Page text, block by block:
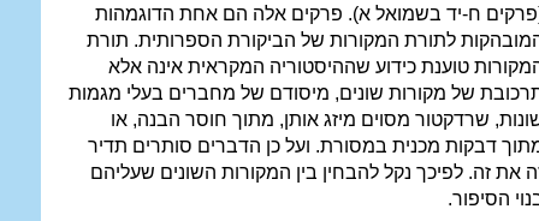
ח-יד בשמואל א). פרקים אלה הם אחת הדוגמהות
לתורת המקורות של הביקורת הספרותית. תורת
טוענת כידוע שההיסטוריה המקראית אינה אלא
של מקורות שונים, מיסודם של מחברים בעלי מגמות
שרדקטור מסוים מיזג אותן, מתוך חוסר הבנה, או
דבקות מכנית במסורת. ועל כן הדברים סותרים תדיר
את זה. לפיכך נקל להבחין בין המקורות השונים שעליהם
הסיפור.